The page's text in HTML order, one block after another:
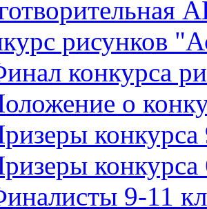
рисунков
конкурса
о
конкурса
конкурса
9-11